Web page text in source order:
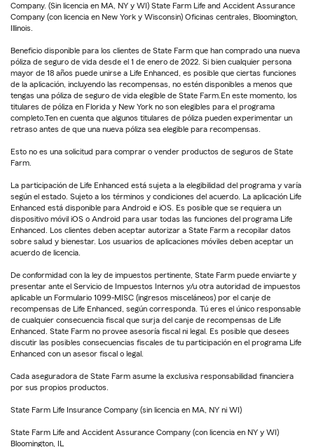
Company. (Sin licencia en MA, NY y WI) State Farm Life and Accident Assurance
Company (con licencia en New York y Wisconsin) Oficinas centrales, Bloomington,
Illinois.
Beneficio disponible para los clientes de State Farm que han comprado una nueva
póliza de seguro de vida desde el 1 de enero de 2022. Si bien cualquier persona
mayor de 18 años puede unirse a Life Enhanced, es posible que ciertas funciones
de la aplicación, incluyendo las recompensas, no estén disponibles a menos que
tengas una póliza de seguro de vida elegible de State Farm.En este momento, los
titulares de póliza en Florida y New York no son elegibles para el programa
completo.Ten en cuenta que algunos titulares de póliza pueden experimentar un
retraso antes de que una nueva póliza sea elegible para recompensas.
Esto no es una solicitud para comprar o vender productos de seguros de State
Farm.
La participación de Life Enhanced está sujeta a la elegibilidad del programa y varía
según el estado. Sujeto a los términos y condiciones del acuerdo. La aplicación Life
Enhanced está disponible para Android e iOS. Es posible que se requiera un
dispositivo móvil iOS o Android para usar todas las funciones del programa Life
Enhanced. Los clientes deben aceptar autorizar a State Farm a recopilar datos
sobre salud y bienestar. Los usuarios de aplicaciones móviles deben aceptar un
acuerdo de licencia.
De conformidad con la ley de impuestos pertinente, State Farm puede enviarte y
presentar ante el Servicio de Impuestos Internos y/u otra autoridad de impuestos
aplicable un Formulario 1099-MISC (ingresos misceláneos) por el canje de
recompensas de Life Enhanced, según corresponda. Tú eres el único responsable
de cualquier consecuencia fiscal que surja del canje de recompensas de Life
Enhanced. State Farm no provee asesoría fiscal ni legal. Es posible que desees
discutir las posibles consecuencias fiscales de tu participación en el programa Life
Enhanced con un asesor fiscal o legal.
Cada aseguradora de State Farm asume la exclusiva responsabilidad financiera
por sus propios productos.
State Farm Life Insurance Company (sin licencia en MA, NY ni WI)
State Farm Life and Accident Assurance Company (con licencia en NY y WI)
Bloomington, IL